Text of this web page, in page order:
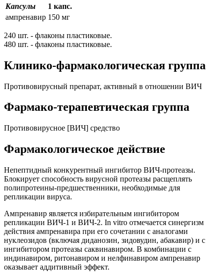
Капсулы
1 капс.
ампренавир 150 мг
240 шт. - флаконы пластиковые.
480 шт. - флаконы пластиковые.
Клинико-фармакологическая группа
Противовирусный препарат, активный в отношении ВИЧ
Фармако-терапевтическая группа
Противовирусное [ВИЧ] средство
Фармакологическое действие
Непептидный конкурентный ингибитор ВИЧ-протеазы.
Блокирует способность вирусной протеазы расщеплять
полипротеины-предшественники, необходимые для
репликации вируса.
Ампренавир является избирательным ингибитором
репликации ВИЧ-1 и ВИЧ-2. In vitro отмечается синергизм
действия ампренавира при его сочетании с аналогами
нуклеозидов (включая диданозин, зидовудин, абакавир) и с
ингибитором протеазы саквинавиром. В комбинации с
индинавиром, ритонавиром и нелфинавиром ампренавир
оказывает аддитивный эффект.